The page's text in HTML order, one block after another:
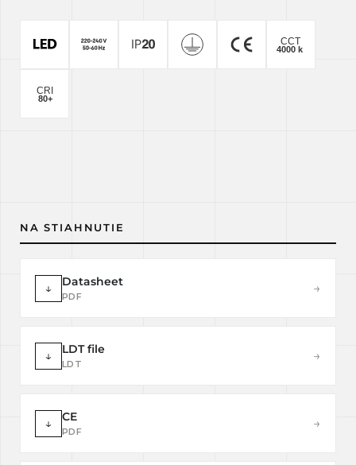
NA STIAHNUTIE
↓ Datasheet
PDF
→
↓ LDT file
LDT
→
↓ CE
PDF
→